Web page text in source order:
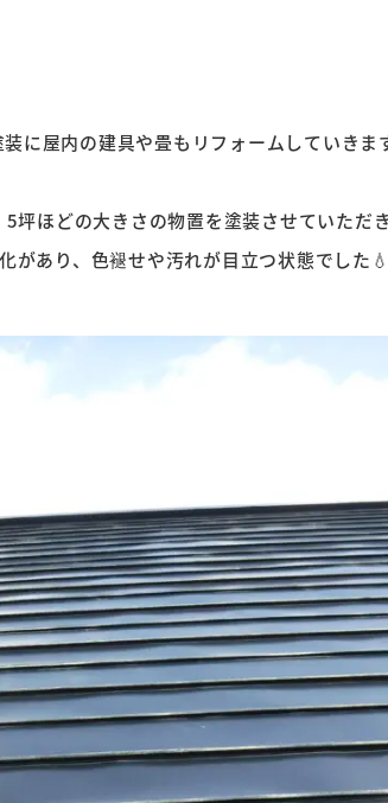
に屋内の建具や畳もリフォームしていきま
坪ほどの大きさの物置を塗装させていただ
があり、色褪せや汚れが目立つ状態でした💧